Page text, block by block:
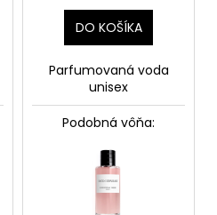
DO KOŠÍKA
Parfumovaná voda
unisex
Podobná vôňa: